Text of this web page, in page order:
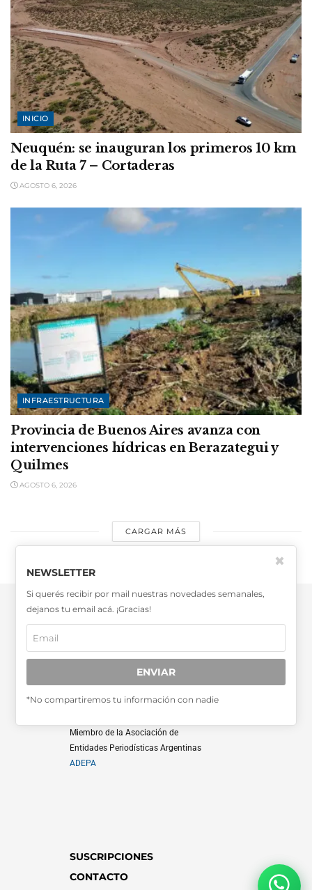
INICIO
Neuquén: se inauguran los primeros 10 km
de la Ruta 7 – Cortaderas
AGOSTO 6, 2026
INFRAESTRUCTURA
Provincia de Buenos Aires avanza con
intervenciones hídricas en Berazategui y
Quilmes
AGOSTO 6, 2026
CARGAR MÁS
SABER MÁS >>
OTRAS PUBLICACIONES >>
Miembro de la Asociación de
Entidades Periodísticas Argentinas
ADEPA
SUSCRIPCIONES
CONTACTO
NEWSLETTER
Si querés recibir por mail nuestras novedades semanales,
dejanos tu email acá. ¡Gracias!
ENVIAR
*No compartiremos tu información con nadie
✖